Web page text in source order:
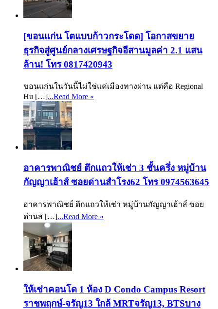
[ขอนแก่น โตแบบก้าวกระโดด] โอกาสขยาย
ธุรกิจสู่ศูนย์กลางเศรษฐกิจอีสานมูลค่า 2.1 แสน
ล้าน! โทร 0817420943
ขอนแก่นในวันนี้ไม่ใช่แค่เมืองทางผ่าน แต่คือ Regional
Hu […]...Read More »
อาคารพาณิชย์ ตึกแถวให้เช่า 3 ชั้นครึ่ง หมู่บ้าน
กัญญาเฮ้าส์ ซอยด่านสำโรง62 โทร 0974563645
อาคารพาณิชย์ ตึกแถวให้เช่า หมู่บ้านกัญญาเฮ้าส์ ซอย
ด่านส […]...Read More »
ให้เช่าคอนโด 1 ห้อง D Condo Campus Resort
ราชพฤกษ์-จรัญ13 ใกล้ MRTจรัญ13, BTSบาง